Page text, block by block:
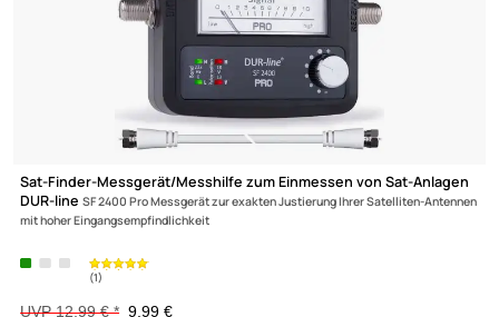
SCHRAUBEN ZANGEN
Sat-Finder-Messgerät/Messhilfe zum Einmessen von Sat-
SF 2400 Pro Messgerät zur exakten Justierung Ihrer Satelliten-